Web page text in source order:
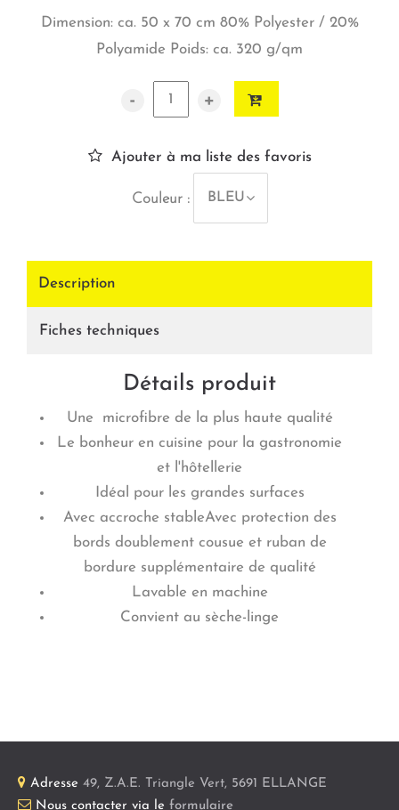
Dimension: ca. 50 x 70 cm 80% Polyester / 20%
Polyamide Poids: ca. 320 g/qm
- +
Ajouter à ma liste des favoris
Couleur : BLEU
Description
Fiches techniques
Détails produit
Une microfibre de la plus haute qualité
Le bonheur en cuisine pour la gastronomie
et l'hôtellerie
Idéal pour les grandes surfaces
Avec accroche stableAvec protection des
bords doublement cousue et ruban de
bordure supplémentaire de qualité
Lavable en machine
Convient au sèche-linge
Adresse 49, Z.A.E. Triangle Vert, 5691 ELLANGE
Nous contacter via le formulaire